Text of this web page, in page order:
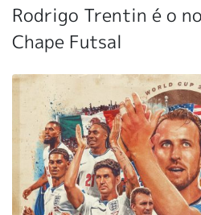
Rodrigo Trentin é o
Chape Futsal